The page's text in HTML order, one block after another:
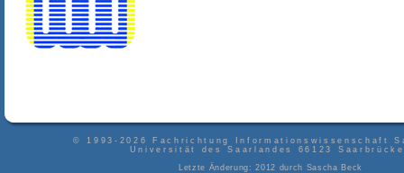
© 1993-2026 Fachrichtung Informationswissenschaft
Universität des Saarlandes
66123
Letzte Änderung: 2012 durch Sascha Beck